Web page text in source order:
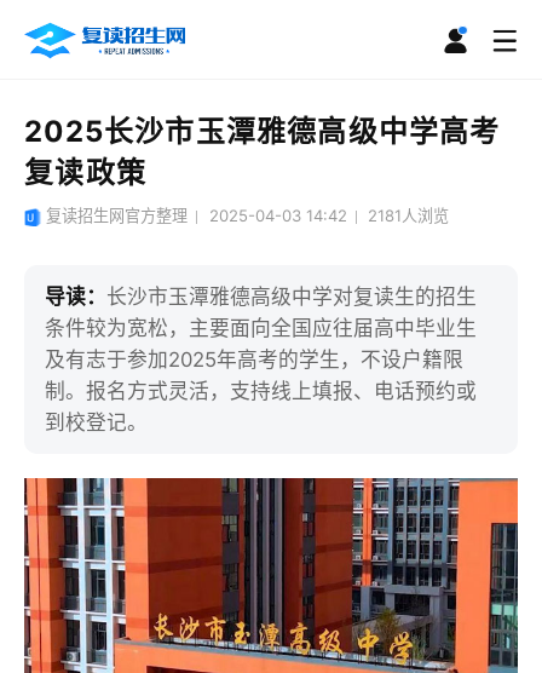
2025长沙市玉潭雅德高级中学高考
复读政策
复读招生网官方整理 2025-04-03 14:42 2181人浏览
导读： 长沙市玉潭雅德高级中学对复读生的招生
条件较为宽松，主要面向全国应往届高中毕业生
及有志于参加2025年高考的学生，不设户籍限
制。报名方式灵活，支持线上填报、电话预约或
到校登记。